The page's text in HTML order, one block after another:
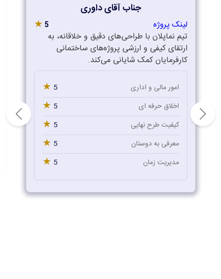
جناب آقای داوری
لینک پروژه 5
★
تیم نماپلان با طراحی‌های دقیق و خلاقانه، به
ارتقای کیفی و ارزشی پروژه‌های ساختمانی
کارفرمایان کمک شایانی می‌کند.
امور مالی و اداری 5
★
اخلاق حرفه ای 5
★
کیفیت طرح نهایی 5
★
معرفی به دوستان 5
★
مدیریت زمان 5
★